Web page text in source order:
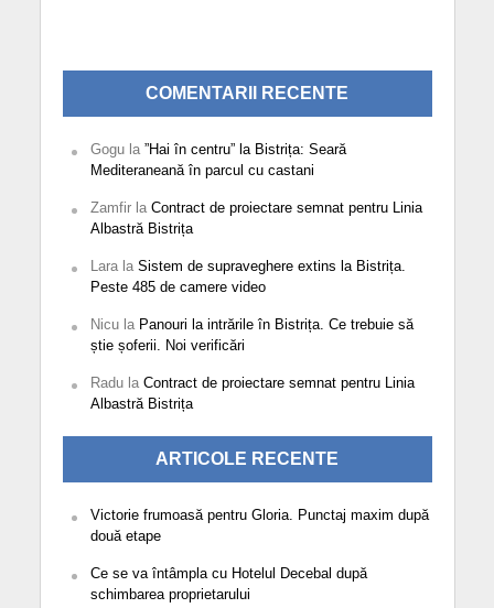
COMENTARII RECENTE
Gogula ”Hai în centru” la Bistrița: Seară
Mediteraneană în parcul cu castani
Zamfirla Contract de proiectare semnat pentru Linia
Albastră Bistrița
Larala Sistem de supraveghere extins la Bistrița.
Peste 485 de camere video
Nicula Panouri la intrările în Bistrița. Ce trebuie să
știe șoferii. Noi verificări
Radula Contract de proiectare semnat pentru Linia
Albastră Bistrița
ARTICOLE RECENTE
Victorie frumoasă pentru Gloria. Punctaj maxim după
două etape
Ce se va întâmpla cu Hotelul Decebal după
schimbarea proprietarului